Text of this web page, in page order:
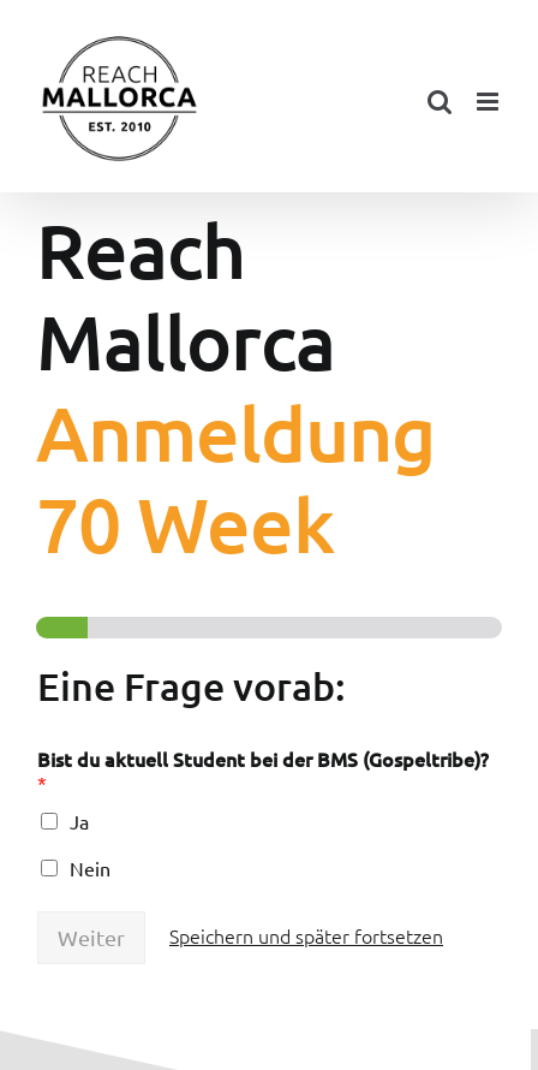
springen
Reach
Mallorca
Anmeldung
70 Week
Eine Frage vorab:
Bist du aktuell Student bei der BMS (Gospeltribe)?
*
Ja
Nein
Weiter Speichern und später fortsetzen